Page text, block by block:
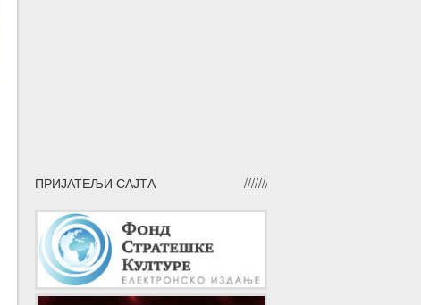
ПРИЈАТЕЉИ САЈТА